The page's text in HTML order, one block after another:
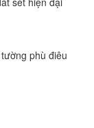
phù điêu